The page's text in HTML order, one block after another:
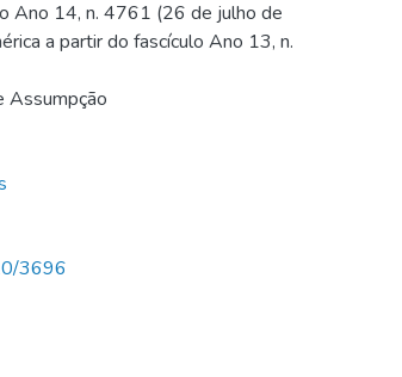
Ano 14, n. 4761 (26 de julho de
a partir do fascículo Ano 13, n.
Assumpção
3696